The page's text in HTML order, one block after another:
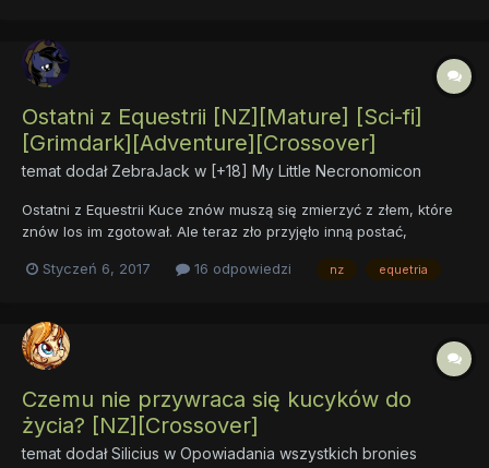
Ostatni z Equestrii [NZ][Mature] [Sci-fi]
[Grimdark][Adventure][Crossover]
temat dodał ZebraJack w [+18] My Little Necronomicon
Ostatni z Equestrii Kuce znów muszą się zmierzyć z złem, które
znów los im zgotował. Ale teraz zło przyjęło inną postać,
Apokalipsaaa... Wprowadzenie Prolog Rozdział I Rozdział II
Styczeń 6, 2017 16 odpowiedzi nz equetria
Czemu nie przywraca się kucyków do
życia? [NZ][Crossover]
temat dodałSilicius w Opowiadania wszystkich bronies